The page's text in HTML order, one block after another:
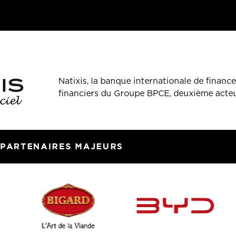
Natixis, la banque internationale de
financiers du Groupe BPCE, deuxième
PARTENAIRES MAJEURS